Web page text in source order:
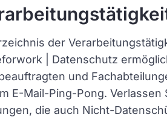
der
| Datenschutz
und
E-Mail-Ping-Pong. Verlassen
die auch Nicht-